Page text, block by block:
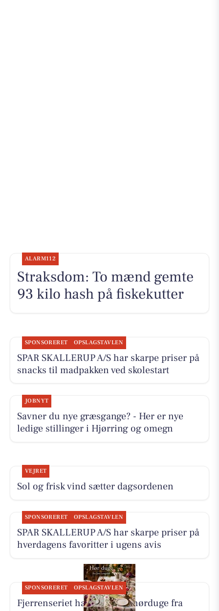
ALARM112
Straksdom: To mænd gemte
93 kilo hash på fiskekutter
SPONSORERET OPSLAGSTAVLEN
SPAR SKALLERUP A/S har skarpe priser på
snacks til madpakken ved skolestart
JOBNYT
Savner du nye græsgange? - Her er nye
ledige stillinger i Hjørring og omegn
VEJRET
Sol og frisk vind sætter dagsordenen
SPONSORERET OPSLAGSTAVLEN
SPAR SKALLERUP A/S har skarpe priser på
hverdagens favoritter i ugens avis
SPONSORERET OPSLAGSTAVLEN
Fjerrenseriet har tilbud på hørduge fra